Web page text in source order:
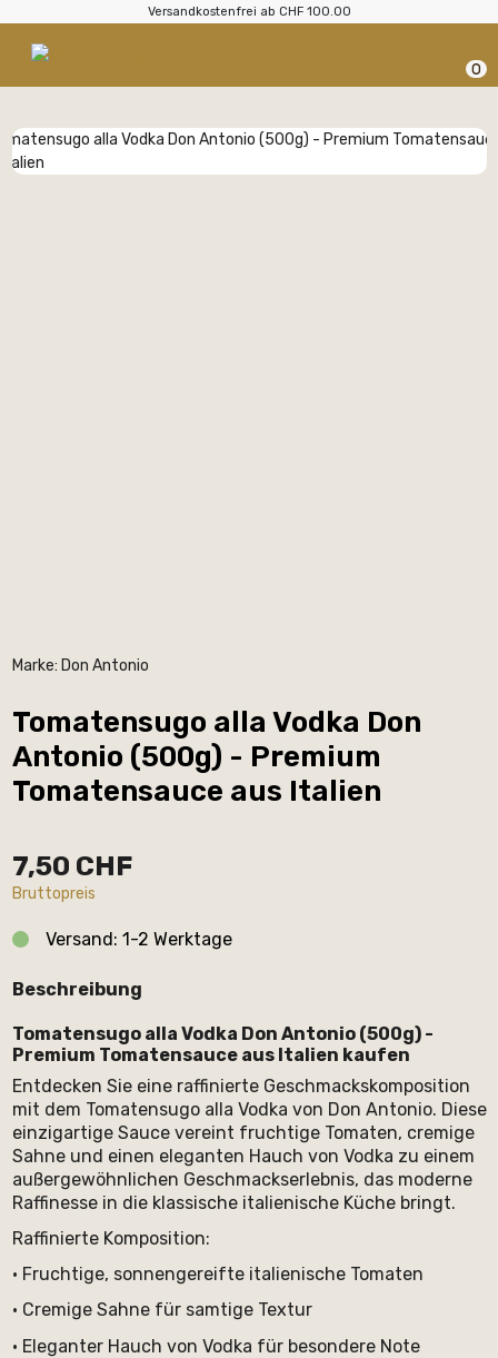
Versandkostenfrei ab CHF 100.00
0
Marke: Don Antonio
Tomatensugo alla Vodka Don
Antonio (500g) - Premium
Tomatensauce aus Italien
7,50 CHF
Bruttopreis
Versand: 1-2 Werktage
Beschreibung
Tomatensugo alla Vodka Don Antonio (500g) -
Premium Tomatensauce aus Italien kaufen
Entdecken Sie eine raffinierte Geschmackskomposition
mit dem Tomatensugo alla Vodka von Don Antonio. Diese
einzigartige Sauce vereint fruchtige Tomaten, cremige
Sahne und einen eleganten Hauch von Vodka zu einem
außergewöhnlichen Geschmackserlebnis, das moderne
Raffinesse in die klassische italienische Küche bringt.
Raffinierte Komposition:
• Fruchtige, sonnengereifte italienische Tomaten
• Cremige Sahne für samtige Textur
• Eleganter Hauch von Vodka für besondere Note